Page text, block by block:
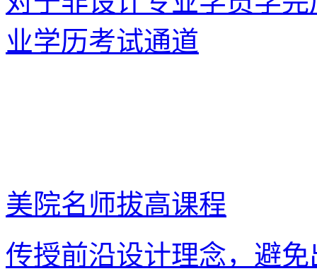
业学历考试通道
美院名师拔高课程
传授前沿设计理念，避